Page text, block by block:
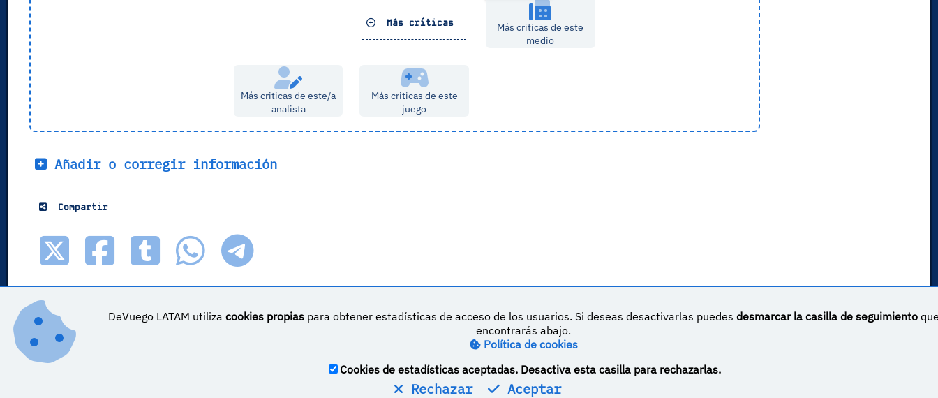
Más críticas
Más criticas de este
medio
Más criticas de este/a
analista
Más criticas de este
juego
Añadir o corregir información
Compartir
DeVuego es un proyecto sin ánimo de lucro creado porYova Turnes
DeVuego LATAM ES_COR es parte de ©DeVuego LATAM
DeVuego LATAM es parte de DeVuego
Sobre DeVuego LATAM ES_COR
Contacto
DeVuego LATAM utiliza cookies propiaspara obtener estadísticas de acceso de los usuarios. Si deseas desactivarlas puedes desmarcar la casilla de seguimiento
encontrarás abajo.
Política de cookies
Cookies de estadísticas aceptadas. Desactiva esta casilla para rechazarlas.
Rechazar Aceptar